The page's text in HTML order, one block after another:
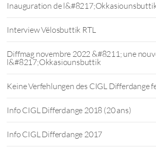
Inauguration de
Interview Vëlosbuttik RTL
Diffmag novembre 2022 &#8211; une
l&#8217;Okkasiounsbuttik
Keine Verfehlungen des CIGL Differdange
Info CIGL Differdange 2018 (20 ans)
Info CIGL Differdange 2017